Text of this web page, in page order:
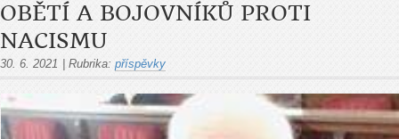
OBĚTÍ A BOJOVNÍKŮ PROTI
NACISMU
30. 6. 2021 Rubrika: příspěvky